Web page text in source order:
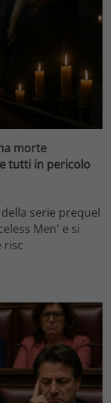
morte
tutti in pericolo
serie prequel
Men' e si
risc